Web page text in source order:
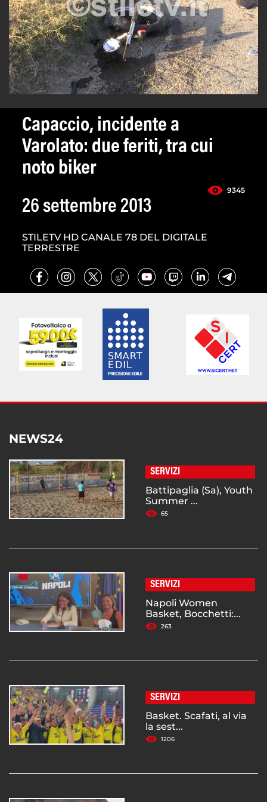
Capaccio, incidente a
Varolato: due feriti, tra cui
noto biker
9345
26 settembre 2013
STILETV HD CANALE 78 DEL DIGITALE
TERRESTRE
NEWS24
SERVIZI
Battipaglia (Sa), Youth
Summer ...
65
SERVIZI
Napoli Women
Basket, Bocchetti:...
263
SERVIZI
Basket. Scafati, al via
la sest...
1206